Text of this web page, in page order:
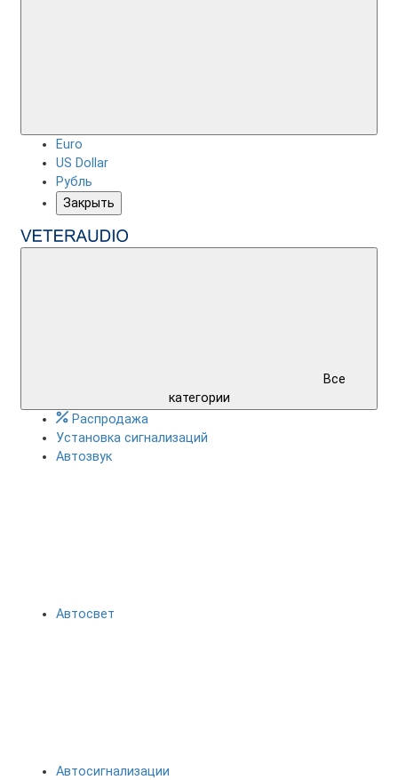
Euro
US Dollar
Рубль
Закрыть
Все
категории
Распродажа
Установка сигнализаций
Автозвук
Автосвет
Автосигнализации